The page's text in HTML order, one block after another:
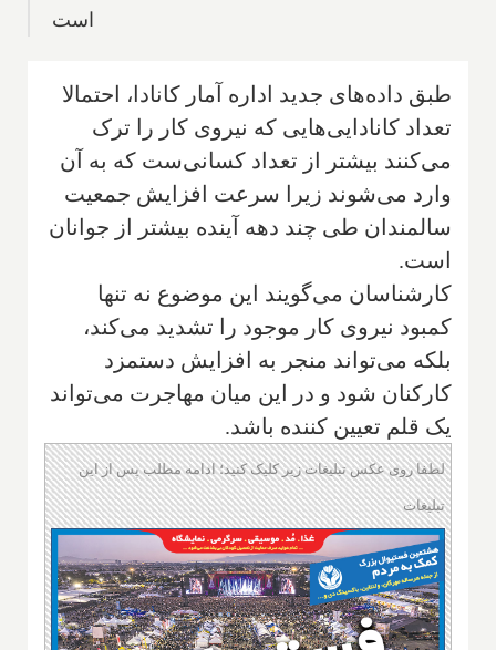
است
طبق داده‌های جدید اداره آمار کانادا، احتمالا
تعداد کانادایی‌هایی که نیروی کار را ترک
می‌کنند بیشتر از تعداد کسانی‌ست که به آن
وارد می‌شوند زیرا سرعت افزایش جمعیت
سالمندان طی چند دهه آینده بیشتر از جوانان
است.
کارشناسان می‌گویند این موضوع نه تنها
کمبود نیروی کار موجود را تشدید می‌کند،
بلکه می‌تواند منجر به افزایش دستمزد
کارکنان شود و در این میان مهاجرت می‌تواند
یک قلم تعیین کننده باشد.
لطفا روی عکس تبلیغات زیر کلیک کنید؛ ادامه مطلب پس از این
تبلیغات